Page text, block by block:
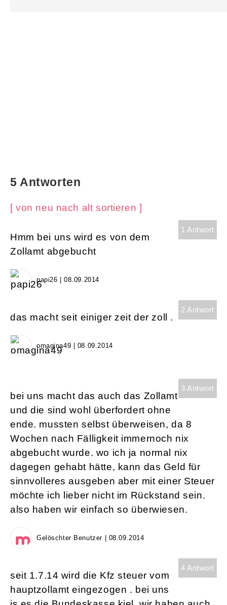
5 Antworten
[ von neu nach alt sortieren ]
1 Antwort
Hmm bei uns wird es von dem
Zollamt abgebucht
papi26 | 08.09.2014
2 Antwort
das macht seit einiger zeit der zoll .
omagina49 | 08.09.2014
3 Antwort
bei uns macht das auch das Zollamt
und die sind wohl überfordert ohne
ende. mussten selbst überweisen, da 8
Wochen nach Fälligkeit immernoch nix
abgebucht wurde. wo ich ja normal nix
dagegen gehabt hätte, kann das Geld für
sinnvolleres ausgeben aber mit einer Steuer
möchte ich lieber nicht im Rückstand sein.
also haben wir einfach so überwiesen.
Gelöschter Benutzer | 08.09.2014
4 Antwort
seit 1.7.14 wird die Kfz steuer vom
hauptzollamt eingezogen . bei uns